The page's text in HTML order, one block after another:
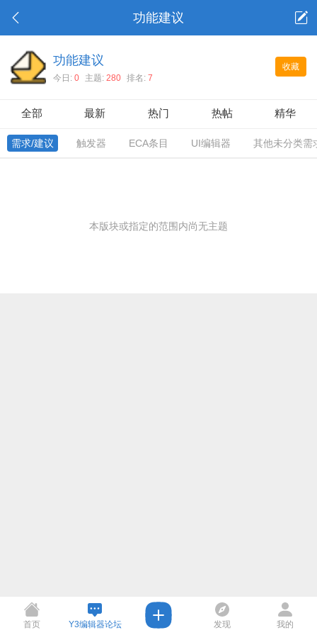
功能建议
收藏
功能建议
今日: 0 主题: 280 排名: 7
全部 最新 热门 热帖 精华
需求/建议 触发器 ECA条目 UI编辑器 其他未分类需
本版块或指定的范围内尚无主题
首页 Y3编辑器论坛 发现 我的